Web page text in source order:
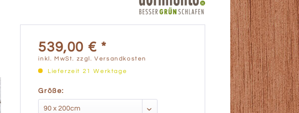
539,00 € *
inkl. MwSt. zzgl. Versandkosten
Lieferzeit 21 Werktage
Größe: